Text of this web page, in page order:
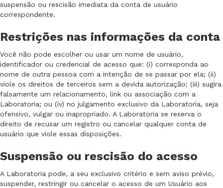
suspensão ou rescisão imediata da conta de usuário
correspondente.
Restrições nas informações da conta
Você não pode escolher ou usar um nome de usuário,
identificador ou credencial de acesso que: (i) corresponda ao
nome de outra pessoa com a intenção de se passar por ela; (ii)
viole os direitos de terceiros sem a devida autorização; (iii) sugira
falsamente um relacionamento, link ou associação com a
Laboratoria; ou (iv) no julgamento exclusivo da Laboratoria, seja
ofensivo, vulgar ou inapropriado. A Laboratoria se reserva o
direito de recusar um registro ou cancelar qualquer conta de
usuário que viole essas disposições.
Suspensão ou rescisão do acesso
A Laboratoria pode, a seu exclusivo critério e sem aviso prévio,
suspender, restringir ou cancelar o acesso de um Usuário aos